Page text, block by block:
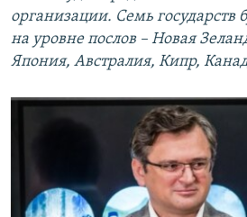
организации. Семь государств
на уровне послов – Новая
Япония, Австралия, Кипр,